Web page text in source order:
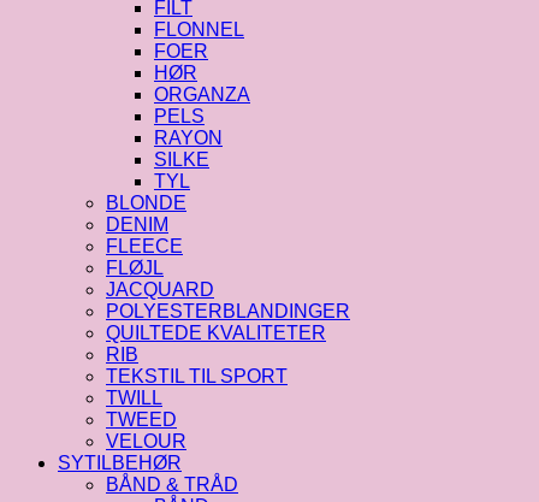
FILT
FLONNEL
FOER
HØR
ORGANZA
PELS
RAYON
SILKE
TYL
BLONDE
DENIM
FLEECE
FLØJL
JACQUARD
POLYESTERBLANDINGER
QUILTEDE KVALITETER
RIB
TEKSTIL TIL SPORT
TWILL
TWEED
VELOUR
SYTILBEHØR
BÅND & TRÅD